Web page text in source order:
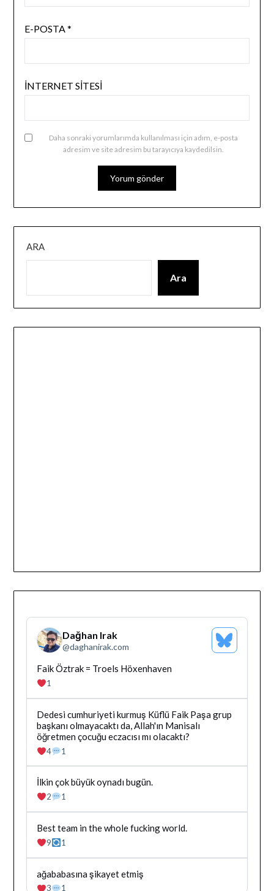
E-POSTA*
İNTERNET SITESI
Daha sonraki yorumlarımda kullanılması için adım, e-posta
adresim ve site adresim bu tarayıcıya kaydedilsin.
ARA
Ara
Dağhan Irak
@daghanirak.com
Bluesky
Profilini
Bluesky'da
Dağhan
Irak
tarafindan
yazilan
gonderiyi
goruntule
Faik Öztrak = Troels Höxenhaven
1
Bluesky'da
Dağhan
Irak
tarafindan
yazilan
gonderiyi
goruntule
Dedesi cumhuriyeti kurmuş Küflü Faik Paşa grup
başkanı olmayacaktı da, Allah'ın Manisalı
öğretmen çocuğu eczacısı mı olacaktı?
4 1
Bluesky'da
Dağhan
Irak
tarafindan
yazilan
gonderiyi
goruntule
İlkin çok büyük oynadı bugün.
2 1
Bluesky'da
Dağhan
Irak
tarafindan
yazilan
gonderiyi
Best team in the whole fucking world.
9 1
Bluesky'da
Dağhan
ağababasına şikayet etmiş
3 1